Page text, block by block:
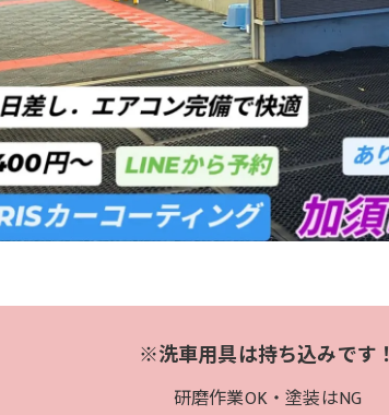
※洗車用具は持ち込みです！
研磨作業OK・塗装はNG